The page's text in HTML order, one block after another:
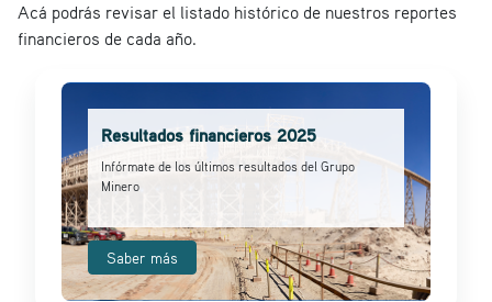
Acá podrás revisar el listado histórico de nuestros reportes
financieros de cada año.
Resultados financieros 2025
Infórmate de los últimos resultados del Grupo
Minero
Saber más